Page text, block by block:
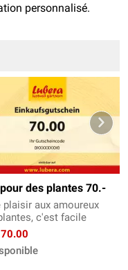
personnalisé.
des plantes 70.-
plaisir aux amoureux
c'est facile